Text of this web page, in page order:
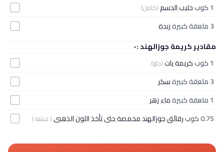
1 كوب
حليب الدسم(كامل)
3 ملعقة كبيرة
زبدة
مقادير كريمة جوزالهند :-
1 كوب
كريمة يات(حلو)
3 ملعقة كبيرة
سكر
1 ملعقة كبيرة
ماء زهر
0.75 كوب
رقائق جوزالهند محمصة حتى تأخذ اللون الذهبى ( خشنة )